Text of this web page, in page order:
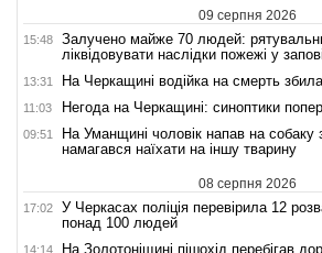
09 серпня 2026
15:48
Залучено майже 70 людей:
ліквідовувати наслідки пожежі у
13:31 На Черкащині водійка на смерть
11:03 Негода на Черкащині: синоптики
09:51
На Уманщині чоловік напав на собаку
намагався наїхати на іншу тварину
08 серпня 2026
17:02
У Черкасах поліція перевірила 12
понад 100 людей
14:14 На Золотоніщині пішохід перебігав